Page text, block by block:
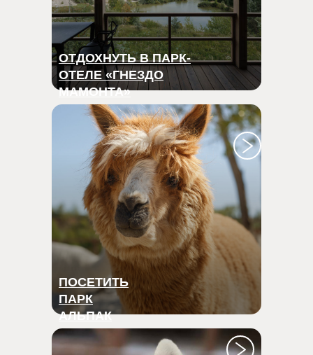
ПОСЕТИТЬ
ПАРК
АЛЬПАК
ОТДОХНУТЬ В ПАРК-
ОТЕЛЕ «ГНЕЗДО
МАМОНТА»